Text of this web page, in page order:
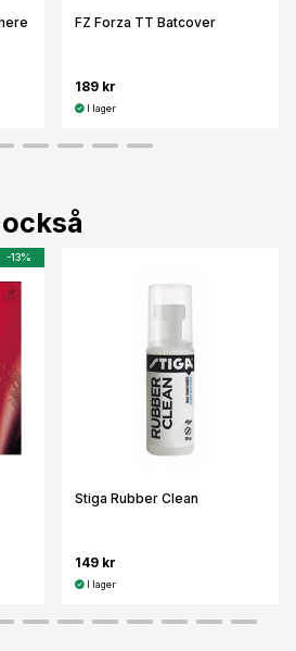
FZ Forza TT Batcover
189 kr
I lager
-13%
Stiga Rubber Clean
149 kr
I lager